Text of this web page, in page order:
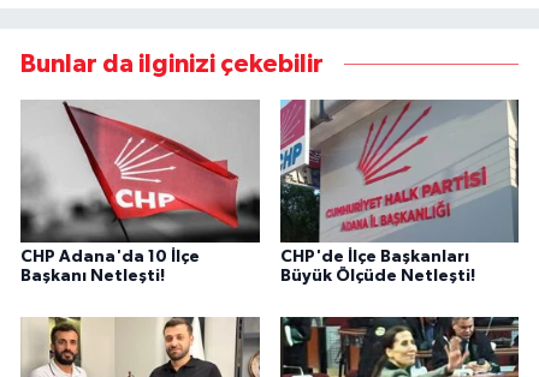
Bunlar da ilginizi çekebilir
CHP Adana'da 10 İlçe
Başkanı Netleşti!
CHP'de İlçe Başkanları
Büyük Ölçüde Netleşti!